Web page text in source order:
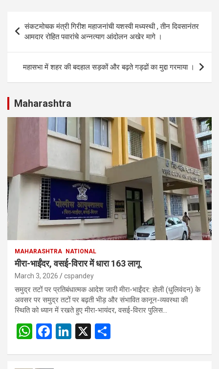
A
p
p
b
o
o
k
dI
n
e
Post
navigation
संकटमोचक मंत्री गिरीश महाजनांची यशस्वी मध्यस्थी , तीन दिवसानंतर
आमदार रोहित पवारांचे अन्नत्याग आंदोलन अखेर मागे ।
महासभा में शहर की बदहाल सड़कों और बढ़ते गड्ढों का मुद्दा गरमाया ।
Maharashtra
MAHARASHTRA NATIONAL
मीरा-भाईंदर, वसई-विरार में धारा 163 लागू
March 3, 2026 cspandey
समुद्र तटों पर प्रतिबंधात्मक आदेश जारी मीरा-भाईंदर: होली (धुलिवंदन) के
अवसर पर समुद्र तटों पर बढ़ती भीड़ और संभावित कानून-व्यवस्था की
स्थिति को ध्यान में रखते हुए मीरा-भायंदर, वसई-विरार पुलिस…
W F
Li
X